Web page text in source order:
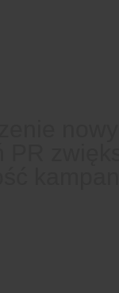
kampanii